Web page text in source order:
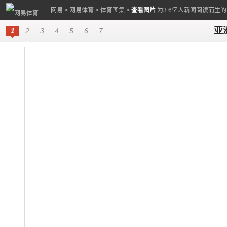
网易 > 网易体育 > 体育图集 > 查看图片 为3.6亿人新闻阅读而生
1 2 3 4 5 6 7 亚